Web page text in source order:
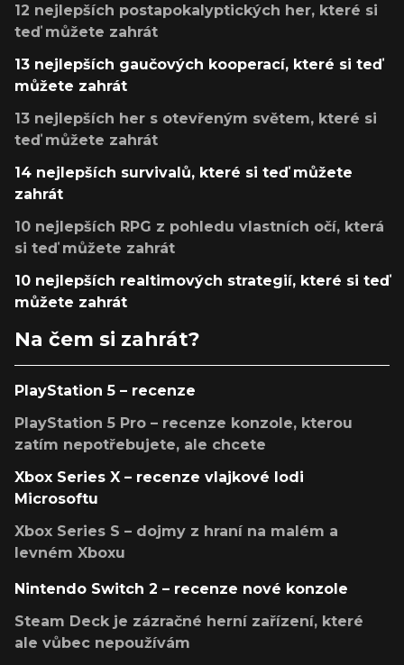
12 nejlepších postapokalyptických her, které si
teď můžete zahrát
13 nejlepších gaučových kooperací, které si teď
můžete zahrát
13 nejlepších her s otevřeným světem, které si
teď můžete zahrát
14 nejlepších survivalů, které si teď můžete
zahrát
10 nejlepších RPG z pohledu vlastních očí, která
si teď můžete zahrát
10 nejlepších realtimových strategií, které si teď
můžete zahrát
Na čem si zahrát?
PlayStation 5 – recenze
PlayStation 5 Pro – recenze konzole, kterou
zatím nepotřebujete, ale chcete
Xbox Series X – recenze vlajkové lodi
Microsoftu
Xbox Series S – dojmy z hraní na malém a
levném Xboxu
Nintendo Switch 2 – recenze nové konzole
Steam Deck je zázračné herní zařízení, které
ale vůbec nepoužívám